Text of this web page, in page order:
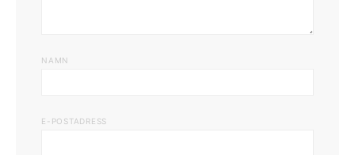
NAMN
E-POSTADRESS